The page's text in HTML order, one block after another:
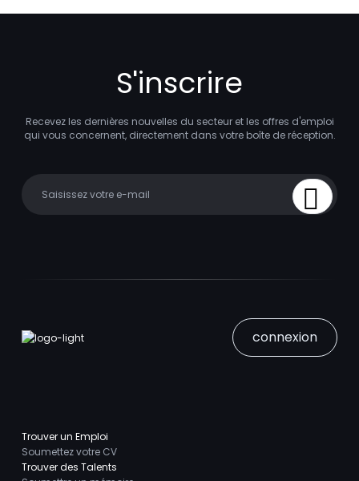
S'inscrire
Recevez les dernières nouvelles du secteur et les offres d'emploi
qui vous concernent, directement dans votre boîte de réception.
Sign Up
connexion
Trouver un Emploi
Soumettez votre CV
Trouver des Talents